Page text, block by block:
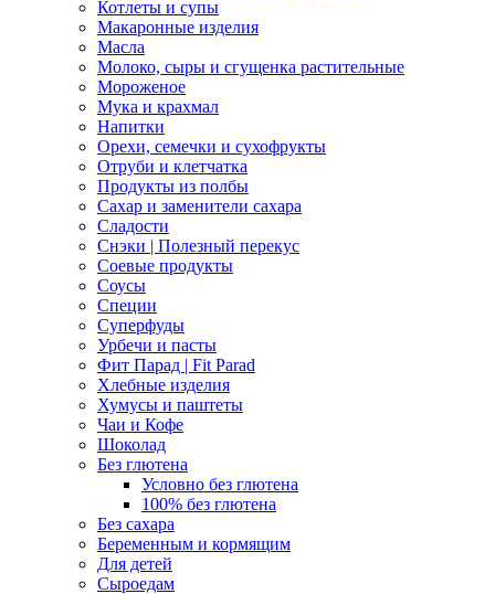
Котлеты и супы
Макаронные изделия
Масла
Молоко, сыры и сгущенка растительные
Мороженое
Мука и крахмал
Напитки
Орехи, семечки и сухофрукты
Отруби и клетчатка
Продукты из полбы
Сахар и заменители сахара
Сладости
Снэки | Полезный перекус
Соевые продукты
Соусы
Специи
Суперфуды
Урбечи и пасты
Фит Парад | Fit Parad
Хлебные изделия
Хумусы и паштеты
Чаи и Кофе
Шоколад
Без глютена
Условно без глютена
100% без глютена
Без сахара
Беременным и кормящим
Для детей
Сыроедам